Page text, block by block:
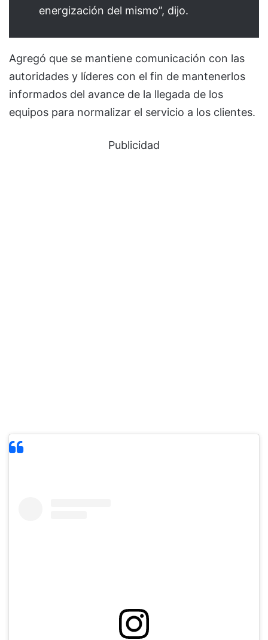
energización del mismo”, dijo.
Agregó que se mantiene comunicación con las
autoridades y líderes con el fin de mantenerlos
informados del avance de la llegada de los
equipos para normalizar el servicio a los clientes.
Publicidad